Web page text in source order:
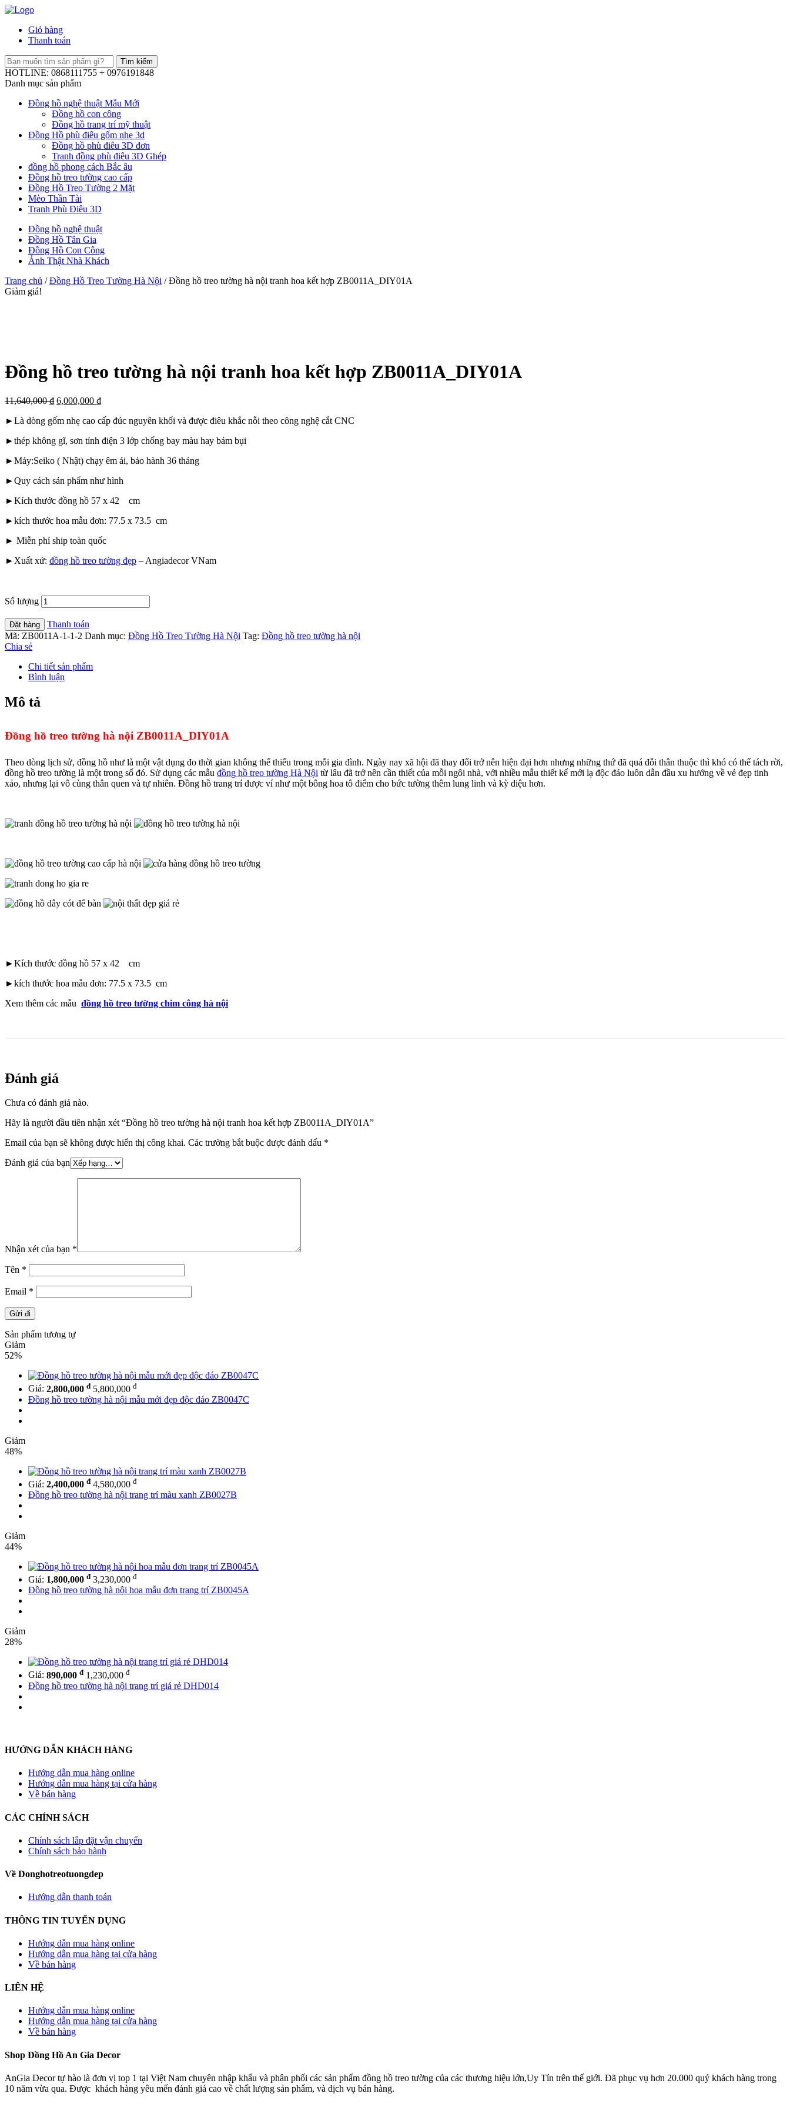
Giỏ hàng
Thanh toán
HOTLINE: 0868111755 + 0976191848
Danh mục sản phẩm
Đồng hồ nghệ thuật Mẫu Mới
Đồng hồ con công
Đồng hồ trang trí mỹ thuật
Đồng Hồ phù điêu gốm nhẹ 3d
Đồng hồ phù điêu 3D đơn
Tranh đồng phù điêu 3D Ghép
đồng hồ phong cách Bắc âu
Đồng hồ treo tường cao cấp
Đồng Hồ Treo Tường 2 Mặt
Mèo Thần Tài
Tranh Phù Điêu 3D
Đồng hồ nghệ thuật
Đồng Hồ Tân Gia
Đồng Hồ Con Công
Ảnh Thật Nhà Khách
Trang chủ /Đồng Hồ Treo Tường Hà Nội / Đồng hồ treo tường hà nội tranh hoa kết hợp ZB0011A_DIY01A
Giảm giá!
Đồng hồ treo tường hà nội tranh hoa kết hợp ZB0011A_DIY01A
11,640,000₫ 6,000,000 ₫
►Là dòng gốm nhẹ cao cấp đúc nguyên khối và được điêu khắc nỗi theo công nghệ cắt CNC
►thép không gĩ, sơn tỉnh điện 3 lớp chống bay màu hay bám bụi
►Máy:Seiko ( Nhật) chạy êm ái, bảo hành 36 tháng
►Quy cách sản phẩm như hình
►Kích thước đồng hồ 57 x 42 cm
►kích thước hoa mẫu đơn: 77.5 x 73.5 cm
► Miễn phí ship toàn quốc
►Xuất xứ: đồng hồ treo tường đẹp – Angiadecor VNam
Số lượng
Đặt hàng
Thanh toán
Mã: ZB0011A-1-1-2 Danh mục: Đồng Hồ Treo Tường Hà Nội Tag: Đồng hồ treo tường hà nội
Chia sẻ
Chi tiết sản phẩm
Bình luận
Mô tả
Đồng hồ treo tường hà nội ZB0011A_DIY01A
Theo dòng lịch sử, đồng hồ như là một vật dụng đo thời gian không thể thiếu trong mỗi gia đình. Ngày nay xã hội đã thay đổi trở nên hiện đại hơn nhưng những thứ đã quá đỗi thân thuộc thì khó có thể tách rời,
đồng hồ treo tường là một trong số đó. Sử dụng các mẫu đồng hồ treo tường Hà Nội từ lâu đã trở nên cần thiết của mỗi ngôi nhà, với nhiều mẫu thiết kế mới lạ độc đáo luôn dẫn đầu xu hướng về vẻ đẹp tinh
xảo, nhưng lại vô cùng thân quen và tự nhiên. Đồng hồ trang trí được ví như một bông hoa tô điểm cho bức tường thêm lung linh và kỳ diệu hơn.
►Kích thước đồng hồ 57 x 42 cm
►kích thước hoa mẫu đơn: 77.5 x 73.5 cm
Xem thêm các mẫu đồng hồ treo tường chim công hà nội
Đánh giá
Chưa có đánh giá nào.
Hãy là người đầu tiên nhận xét “Đồng hồ treo tường hà nội tranh hoa kết hợp ZB0011A_DIY01A”
Email của bạn sẽ không được hiển thị công khai. Các trường bắt buộc được đánh dấu *
Đánh giá của bạn
Nhận xét của bạn *
Tên *
Email *
Sản phẩm tương tự
Giảm
52%
Giá: 2,800,000 đ 5,800,000 đ
Đồng hồ treo tường hà nội mẫu mới đẹp độc đáo ZB0047C
Giảm
48%
Giá: 2,400,000 đ 4,580,000 đ
Đồng hồ treo tường hà nội trang trí màu xanh ZB0027B
Giảm
44%
Giá: 1,800,000 đ 3,230,000 đ
Đồng hồ treo tường hà nội hoa mẫu đơn trang trí ZB0045A
Giảm
28%
Giá: 890,000 đ 1,230,000 đ
Đồng hồ treo tường hà nội trang trí giá rẻ DHD014
HƯỚNG DẪN KHÁCH HÀNG
Hướng dẫn mua hàng online
Hướng dẫn mua hàng tại cửa hàng
Về bán hàng
CÁC CHÍNH SÁCH
Chính sách lắp đặt vận chuyển
Chính sách bảo hành
Về Donghotreotuongdep
Hướng dẫn thanh toán
THÔNG TIN TUYỂN DỤNG
Hướng dẫn mua hàng online
Hướng dẫn mua hàng tại cửa hàng
Về bán hàng
LIÊN HỆ
Hướng dẫn mua hàng online
Hướng dẫn mua hàng tại cửa hàng
Về bán hàng
Shop Đồng Hồ An Gia Decor
AnGia Decor tự hào là đơn vị top 1 tại Việt Nam chuyên nhập khẩu và phân phối các sản phẩm đồng hồ treo tường của các thương hiệu lớn,Uy Tín trên thế giới. Đã phục vụ hơn 20.000 quý khách hàng trong
10 năm vừa qua. Được khách hàng yêu mến đánh giá cao về chất lượng sản phẩm, và dịch vụ bán hàng.